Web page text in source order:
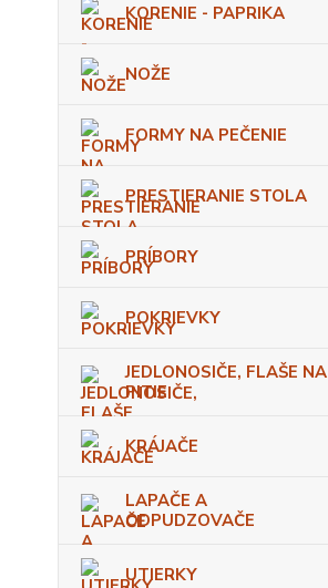
KORENIE - PAPRIKA
NOŽE
FORMY NA PEČENIE
PRESTIERANIE STOLA
PRÍBORY
POKRIEVKY
JEDLONOSIČE, FLAŠE NA
PITIE
KRÁJAČE
LAPAČE A
ODPUDZOVAČE
UTIERKY